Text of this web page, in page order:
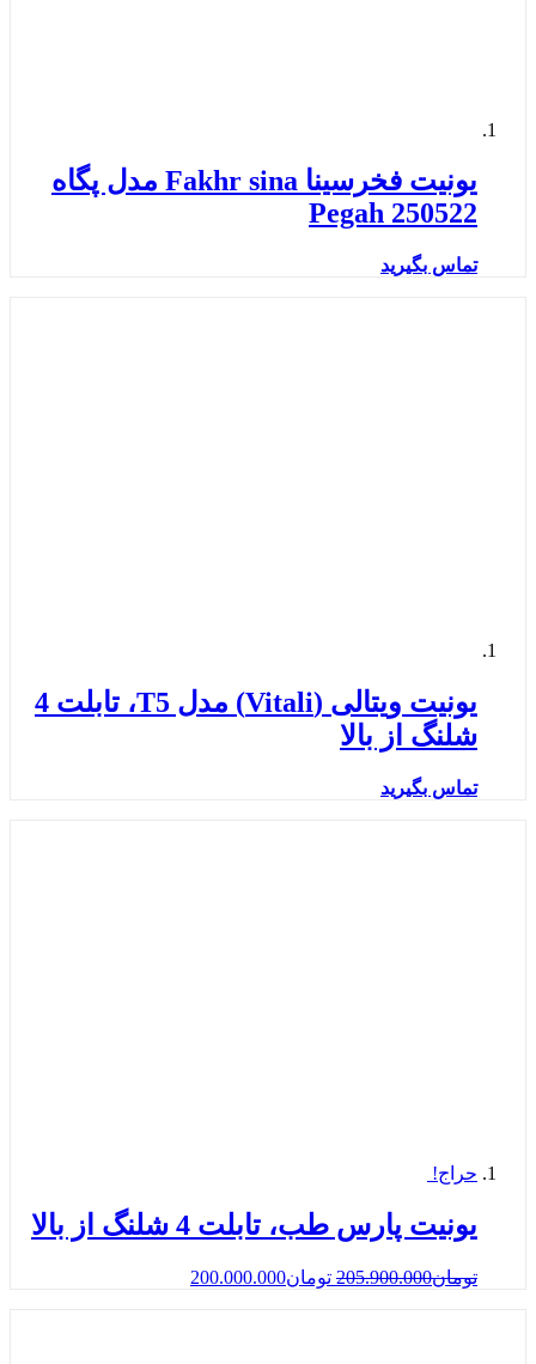
یونیت فخرسینا Fakhr sina مدل پگاه
Pegah 250522
تماس بگیرید
یونیت ویتالی (Vitali) مدل T5، تابلت 4
شلنگ از بالا
تماس بگیرید
حراج!
یونیت پارس طب، تابلت 4 شلنگ از بالا
تومان205.900.000 تومان200.000.000